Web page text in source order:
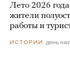
Лето 2026
жители
работы и
ИСТОРИИ день